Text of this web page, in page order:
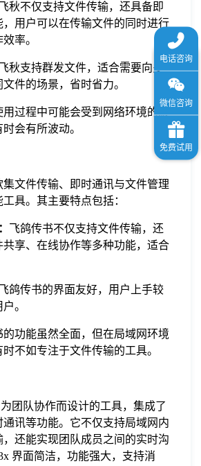
秋不仅支持文件传输，还具备即
，用户可以在传输文件的同时进行
率。
秋支持群发文件，适合需要向多
件的场景，省时省力。
用过程中可能会受到网络环境的影
会有所波动。
集文件传输、即时通讯与文件管理
具。其主要特点包括：
飞鸽传书不仅支持文件传输，还
享、在线协作等多种功能，适合
鸽传书的界面友好，用户上手较
。
功能虽然全面，但在局域网环境
不如专注于文件传输的工具。
团队协作而设计的工具，集成了
讯等功能。它不仅支持局域网内
，还能实现团队成员之间的实时沟
界面简洁，功能强大，支持消